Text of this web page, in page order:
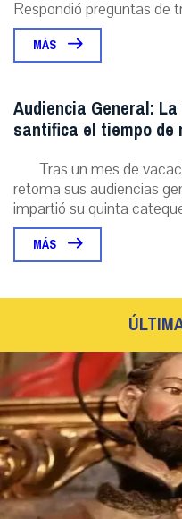
Respondió preguntas de
MÁS
Audiencia General:
santifica el tiempo
Tras un mes de
retoma sus audiencias
impartió su quinta
MÁS